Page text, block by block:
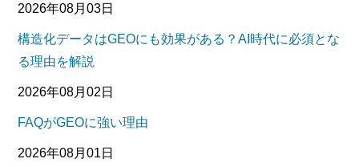
2026年08月03日
構造化データはGEOにも効果がある？AI時代に必須とな
る理由を解説
2026年08月02日
FAQがGEOに強い理由
2026年08月01日